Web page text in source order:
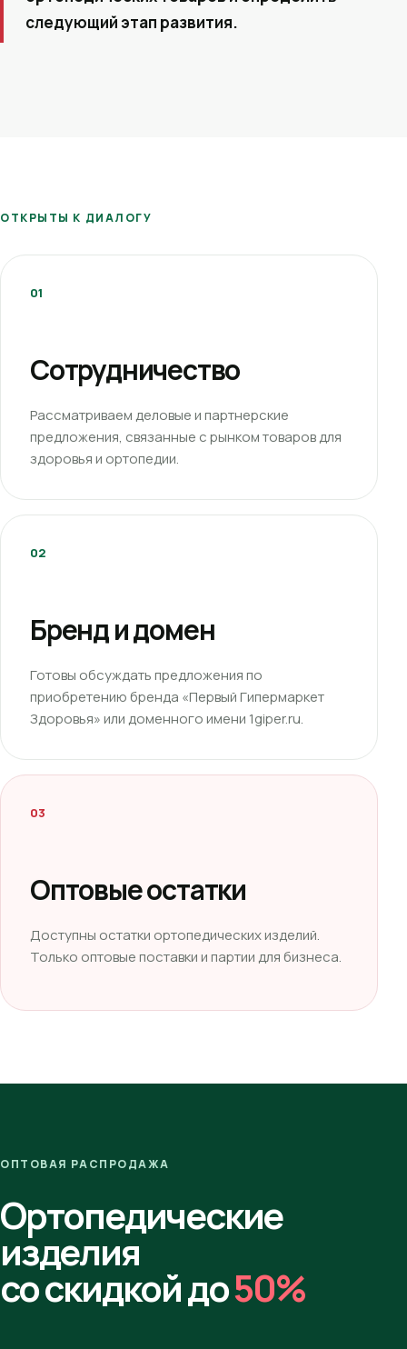
следующий этап развития.
ОТКРЫТЫ К ДИАЛОГУ
01
Сотрудничество
Рассматриваем деловые и партнерские
предложения, связанные с рынком товаров для
здоровья и ортопедии.
02
Бренд и домен
Готовы обсуждать предложения по
приобретению бренда «Первый Гипермаркет
Здоровья» или доменного имени 1giper.ru.
03
Оптовые остатки
Доступны остатки ортопедических изделий.
Только оптовые поставки и партии для бизнеса.
ОПТОВАЯ РАСПРОДАЖА
Ортопедические
изделия
со скидкой до50%